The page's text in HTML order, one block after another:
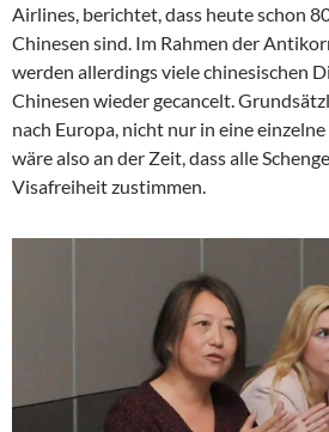
Airlines, berichtet, dass heute schon
Chinesen sind. Im Rahmen der
werden allerdings viele chinesischen
Chinesen wieder gecancelt.
nach Europa, nicht nur in eine
wäre also an der Zeit, dass alle
Visafreiheit zustimmen.